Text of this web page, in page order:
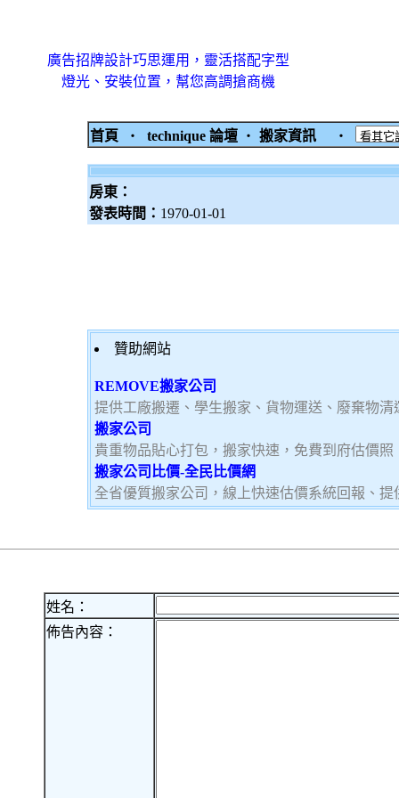
廣告招牌設計巧思運用，靈活搭配字型
燈光、安裝位置，幫您高調搶商機
首頁 ‧ technique 論壇 ‧ 搬家資訊 ‧
房東：
發表時間： 1970-01-01
贊助網站
REMOVE搬家公司
提供工廠搬遷、學生搬家、貨物運送、廢棄物
搬家公司
貴重物品貼心打包，搬家快速，免費到府估價
搬家公司比價-全民比價網
全省優質搬家公司，線上快速估價系統回報、
姓名：
佈告內容：